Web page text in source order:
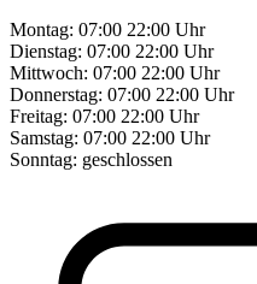
Montag: 07:00 22:00 Uhr
Dienstag: 07:00 22:00 Uhr
Mittwoch: 07:00 22:00 Uhr
Donnerstag: 07:00 22:00 Uhr
Freitag: 07:00 22:00 Uhr
Samstag: 07:00 22:00 Uhr
Sonntag: geschlossen